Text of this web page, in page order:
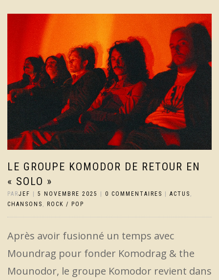
LE GROUPE KOMODOR DE RETOUR EN
« SOLO »
PARJEF 5 NOVEMBRE 2025 0 COMMENTAIRES ACTUS ,
CHANSONS , ROCK / POP
Après avoir fusionné un temps avec
Moundrag pour fonder Komodrag & the
Mounodor, le groupe Komodor revient dans